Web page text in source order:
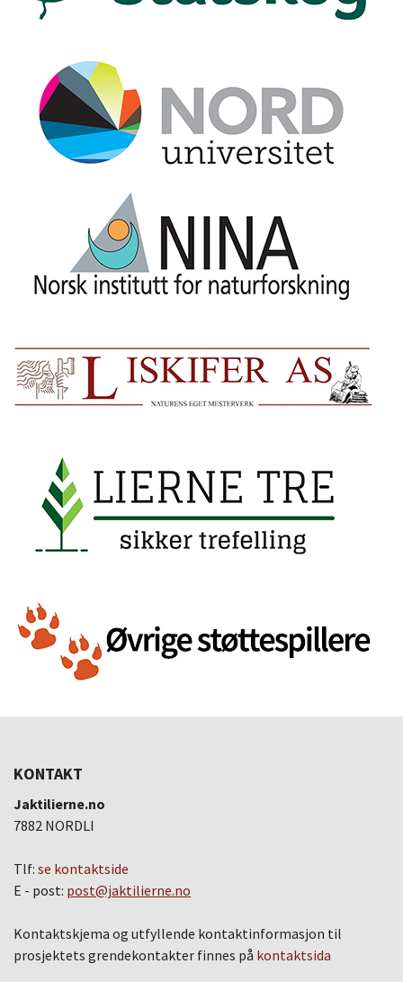
KONTAKT
Jaktilierne.no
7882 NORDLI
Tlf: se kontaktside
E - post: post@jaktilierne.no
Kontaktskjema og utfyllende kontaktinformasjon til
prosjektets grendekontakter finnes på kontaktsida